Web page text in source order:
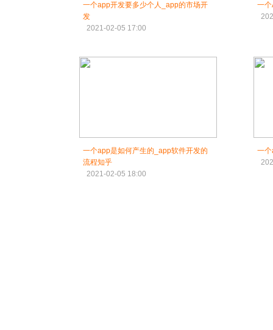
一个app开发要多少个人_app的市场开
发
2021-02-05 17:00
一
一个app是如何产生的_app软件开发的
流程知乎
2021-02-05 18:00
一